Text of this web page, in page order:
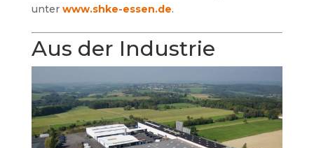
unter www.shke-essen.de.
Aus der Industrie